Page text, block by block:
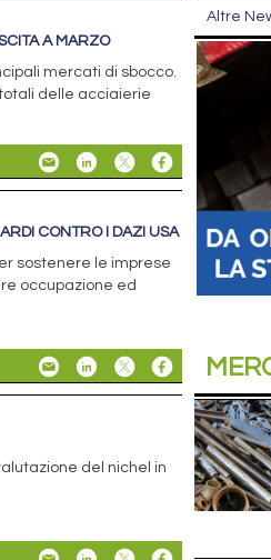
A MARZO
mercati di sbocco.
delle acciaierie
CONTRO I DAZI USA
sostenere le imprese
occupazione ed
del nichel in
Altre